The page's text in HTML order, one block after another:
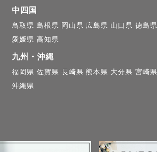
中四国
鳥取県 島根県 岡山県 広島県 山口県 徳島県
愛媛県 高知県
九州・沖縄
福岡県 佐賀県 長崎県 熊本県 大分県 宮崎県
沖縄県